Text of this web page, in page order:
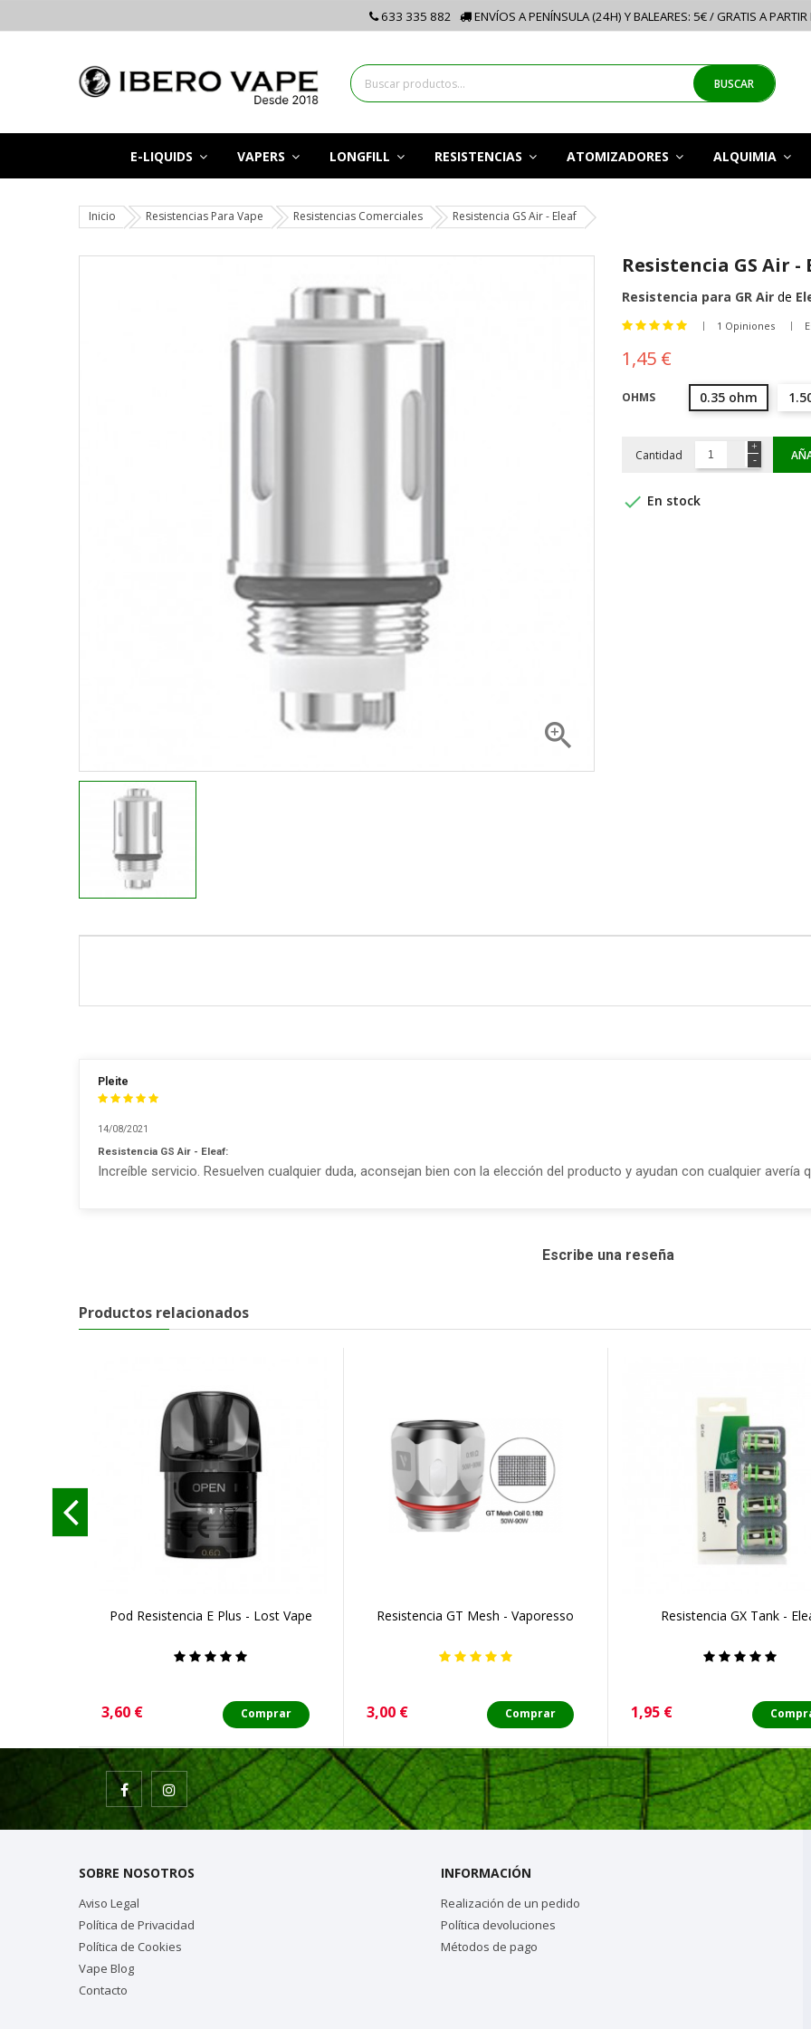
633 335 882 ENVÍOS A PENÍNSULA (24H) Y BALEARES: 5€ / GRATIS A
BUSCAR
E-LIQUIDS VAPERS LONGFILL RESISTENCIAS ATOMIZADORES ALQUIMIA
Inicio Resistencias Para Vape Resistencias Comerciales Resistencia GS Air - Eleaf

Resistencia GS Air -
Resistencia para GR Air de
1 Opiniones
1,45 €
OHMS 0.35 ohm
Cantidad
 En stock
Pleite
14/08/2021
Resistencia GS Air - Eleaf:
Increíble servicio. Resuelven cualquier duda, aconsejan bien con la elección del producto y ayudan con cualquier avería
Escribe una reseña
Productos relacionados
Pod Resistencia E Plus - Lost Vape
Precio
3,60 € Comprar
Resistencia GT Mesh - Vaporesso
Precio
3,00 € Comprar
Resistencia GX Tank -
Precio
1,95 €
SOBRE NOSOTROS
Aviso Legal
Política de Privacidad
Política de Cookies
Vape Blog
Contacto
INFORMACIÓN
Realización de un pedido
Política devoluciones
Métodos de pago